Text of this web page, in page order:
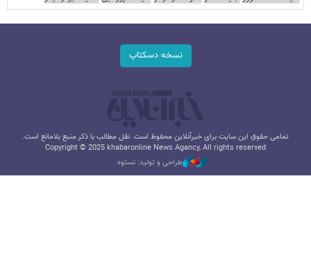
نسخه دسکتاپ
تمامی حقوق این سایت برای خبرآنلاین محفوظ است. نقل مطالب با ذکر منبع بلامانع است.
Copyright © 2025 khabaronline News Agancy, All rights reserved
طراحی و تولید: نستوه